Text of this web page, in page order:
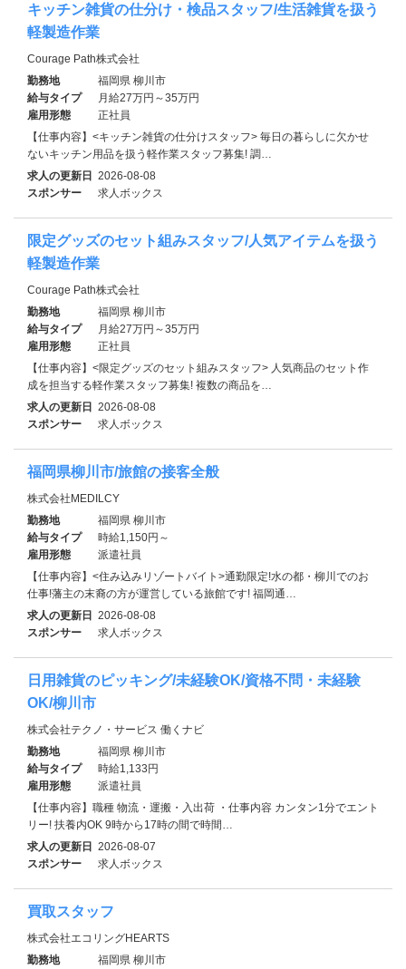
キッチン雑貨の仕分け・検品スタッフ/生活雑貨を扱う
軽製造作業
Courage Path株式会社
勤務地
福岡県 柳川市
給与タイプ
月給27万円～35万円
雇用形態
正社員
【仕事内容】<キッチン雑貨の仕分けスタッフ> 毎日の暮らしに欠かせ
ないキッチン用品を扱う軽作業スタッフ募集! 調…
求人の更新日 2026-08-08
スポンサー
求人ボックス
限定グッズのセット組みスタッフ/人気アイテムを扱う
軽製造作業
Courage Path株式会社
勤務地
福岡県 柳川市
給与タイプ
月給27万円～35万円
雇用形態
正社員
【仕事内容】<限定グッズのセット組みスタッフ> 人気商品のセット作
成を担当する軽作業スタッフ募集! 複数の商品を…
求人の更新日 2026-08-08
スポンサー
求人ボックス
福岡県柳川市/旅館の接客全般
株式会社MEDILCY
勤務地
福岡県 柳川市
給与タイプ
時給1,150円～
雇用形態
派遣社員
【仕事内容】<住み込みリゾートバイト>通勤限定!水の都・柳川でのお
仕事!藩主の末裔の方が運営している旅館です! 福岡通…
求人の更新日 2026-08-08
スポンサー
求人ボックス
日用雑貨のピッキング/未経験OK/資格不問・未経験
OK/柳川市
株式会社テクノ・サービス 働くナビ
勤務地
福岡県 柳川市
給与タイプ
時給1,133円
雇用形態
派遣社員
【仕事内容】職種 物流・運搬・入出荷 ・仕事内容 カンタン1分でエント
リー! 扶養内OK 9時から17時の間で時間…
求人の更新日 2026-08-07
スポンサー
求人ボックス
買取スタッフ
株式会社エコリングHEARTS
勤務地
福岡県 柳川市